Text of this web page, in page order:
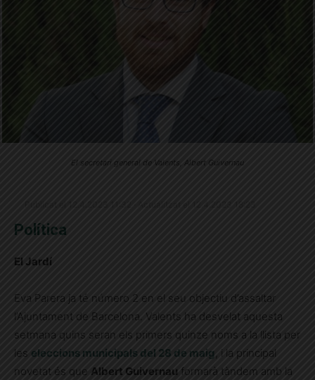
El secretari general de Valents, Albert Guivernau
Política
El Jardí
Eva Parera ja té número 2 en el seu objectiu d’assaltar
l’Ajuntament de Barcelona. Valents ha desvelat aquesta
setmana quins seran els primers quinze noms a la llista per
les eleccions municipals del 28 de maig, i la principal
novetat és que Albert Guivernau formarà tàndem amb la